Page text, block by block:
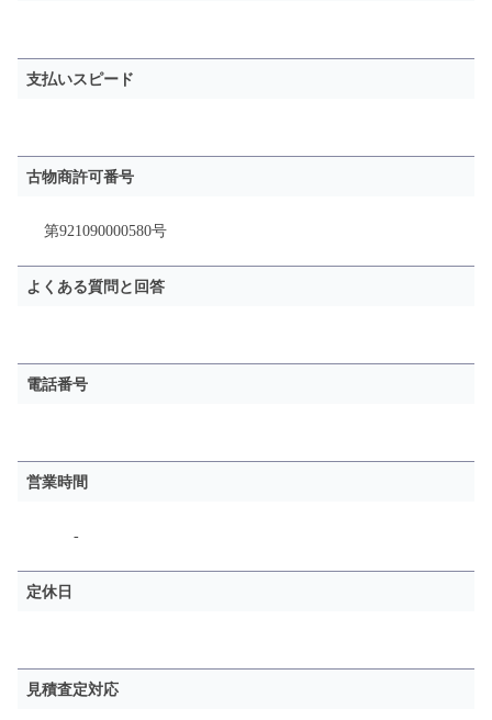
支払いスピード
古物商許可番号
第921090000580号
よくある質問と回答
電話番号
営業時間
-
定休日
見積査定対応